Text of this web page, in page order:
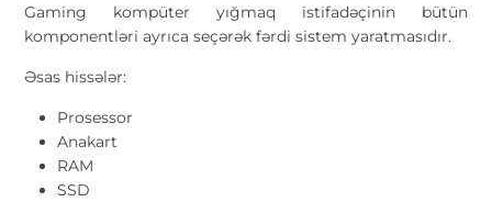
Gaming kompüter yığmaq istifadəçinin bütün
komponentləri ayrıca seçərək fərdi sistem yaratmasıdır.
Əsas hissələr:
Prosessor
Anakart
RAM
SSD